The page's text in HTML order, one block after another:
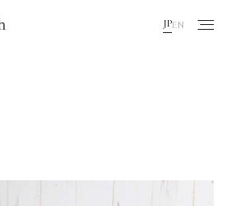
EN
JP